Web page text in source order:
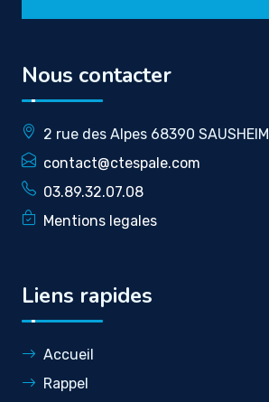
Nous contacter
2 rue des Alpes 68390 SAUSHEIM
contact@ctespale.com
03.89.32.07.08
Mentions legales
Liens rapides
Accueil
Rappel